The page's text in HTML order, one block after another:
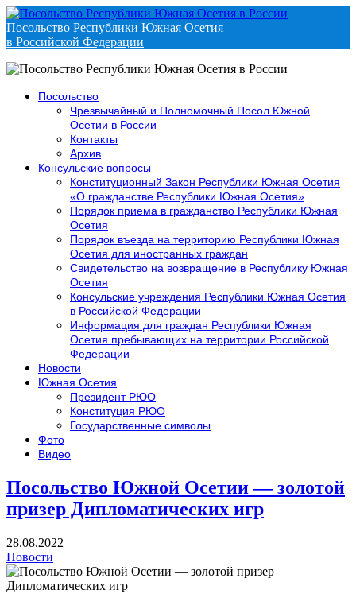
Посольство Республики Южная Осетия
в Российской Федерации
Посольство
Чрезвычайный и Полномочный Посол Южной
Осетии в России
Контакты
Архив
Консульские вопросы
Конституционный Закон Республики Южная Осетия
«О гражданстве Республики Южная Осетия»
Порядок приема в гражданство Республики Южная
Осетия
Порядок въезда на территорию Республики Южная
Осетия для иностранных граждан
Свидетельство на возвращение в Республику Южная
Осетия
Консульские учреждения Республики Южная Осетия
в Российской Федерации
Информация для граждан Республики Южная
Осетия пребывающих на территории Российской
Федерации
Новости
Южная Осетия
Президент РЮО
Конституция РЮО
Государственные символы
Фото
Видео
Посольство Южной Осетии — золотой
призер Дипломатических игр
28.08.2022
Новости